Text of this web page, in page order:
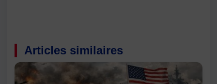
Articles similaires